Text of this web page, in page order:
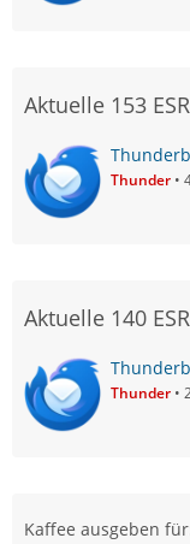
Aktuelle 153
Thunder
Aktuelle 140
Thunder
Kaffee ausgeben